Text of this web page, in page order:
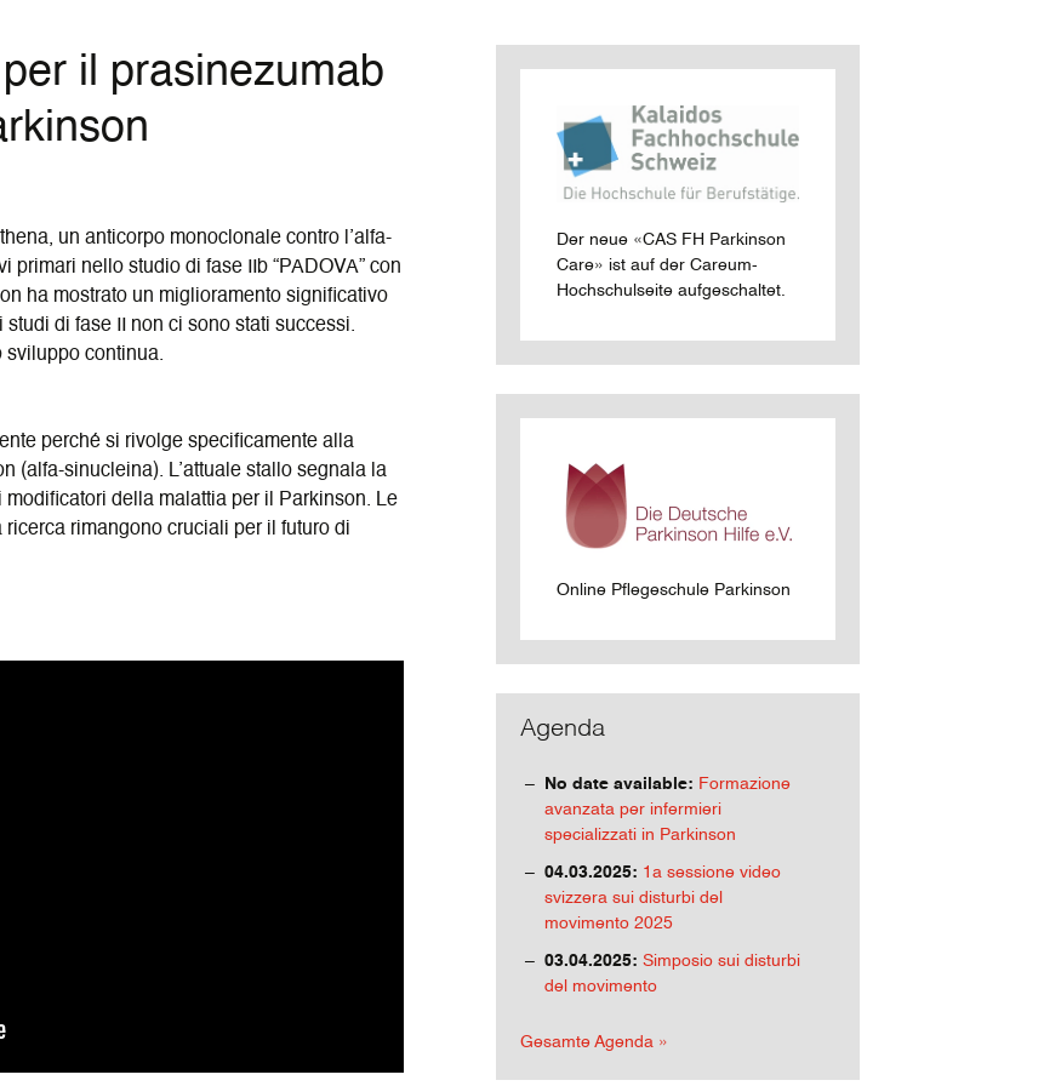
il prasinezumab
un anticorpo monoclonale contro l’alfa-
nello studio di fase IIb “PADOVA” con
ha mostrato un miglioramento significativo
di fase II non ci sono stati successi.
sviluppo continua.
perché si rivolge specificamente alla
(alfa-sinucleina). L’attuale stallo segnala la
della malattia per il Parkinson. Le
rimangono cruciali per il futuro di
Der neue «CAS FH Parkinson
Care» ist auf der Careum-
Hochschulseite aufgeschaltet.
Online Pflegeschule Parkinson
Agenda
No date available: Formazione
avanzata per infermieri
specializzati in Parkinson
04.03.2025: 1a sessione video
svizzera sui disturbi del
movimento 2025
03.04.2025: Simposio sui disturbi
del movimento
Gesamte Agenda »